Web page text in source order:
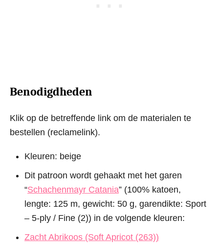
Benodigdheden
Klik op de betreffende link om de materialen te
bestellen (reclamelink).
Kleuren: beige
Dit patroon wordt gehaakt met het garen
“Schachenmayr Catania” (100% katoen,
lengte: 125 m, gewicht: 50 g, garendikte: Sport
– 5-ply / Fine (2)) in de volgende kleuren:
Zacht Abrikoos (Soft Apricot (263))